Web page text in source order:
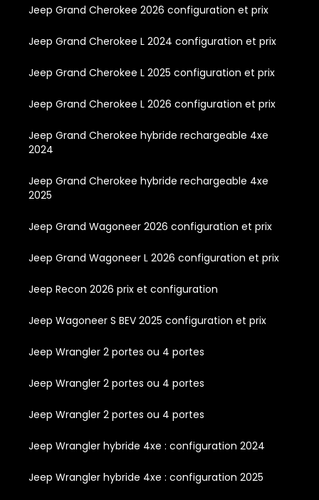
Jeep Grand Cherokee 2026 configuration et prix
Jeep Grand Cherokee L 2024 configuration et prix
Jeep Grand Cherokee L 2025 configuration et prix
Jeep Grand Cherokee L 2026 configuration et prix
Jeep Grand Cherokee hybride rechargeable 4xe
2024
Jeep Grand Cherokee hybride rechargeable 4xe
2025
Jeep Grand Wagoneer 2026 configuration et prix
Jeep Grand Wagoneer L 2026 configuration et prix
Jeep Recon 2026 prix et configuration
Jeep Wagoneer S BEV 2025 configuration et prix
Jeep Wrangler 2 portes ou 4 portes
Jeep Wrangler 2 portes ou 4 portes
Jeep Wrangler 2 portes ou 4 portes
Jeep Wrangler hybride 4xe : configuration 2024
Jeep Wrangler hybride 4xe : configuration 2025